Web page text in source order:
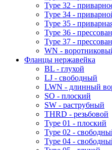
Type 32 -
Type 34 -
Type 35 -
Type 36 -
Type 37 -
WN -
Фланцы нержавейка
BL - глухой
LJ - свободный
LWN - длинный
SO - плоский
SW - раструбный
THRD - резьбовой
Type 01 - плоский
Type 02 -
Type 04 -